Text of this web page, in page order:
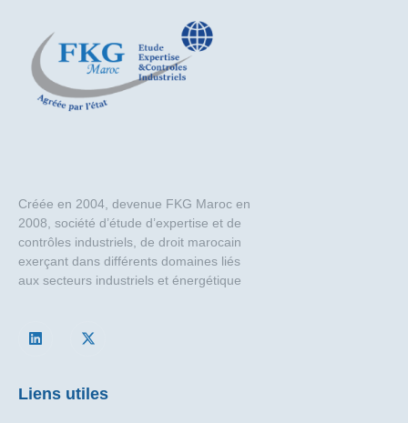
Créée en 2004, devenue FKG Maroc en
2008, société d’étude d’expertise et de
contrôles industriels, de droit marocain
exerçant dans différents domaines liés
aux secteurs industriels et énergétique
Liens utiles